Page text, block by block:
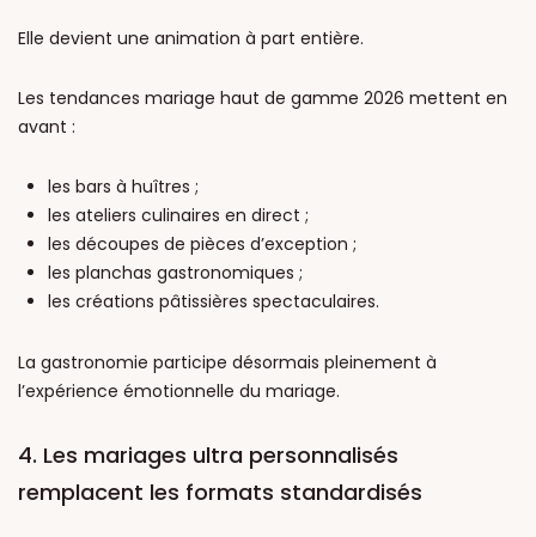
Elle devient une animation à part entière.
Les tendances mariage haut de gamme 2026 mettent en
avant :
les bars à huîtres ;
les ateliers culinaires en direct ;
les découpes de pièces d’exception ;
les planchas gastronomiques ;
les créations pâtissières spectaculaires.
La gastronomie participe désormais pleinement à
l’expérience émotionnelle du mariage.
4. Les mariages ultra personnalisés
remplacent les formats standardisés